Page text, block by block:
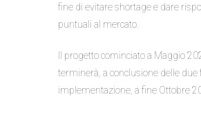
fine di evitare shortage e dare
puntuali al mercato.
Il progetto cominciato a Maggio
terminerà, a conclusione delle due
implementazione, a fine Ottobre